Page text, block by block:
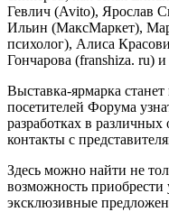
Гевлич (Avito), Ярослав
Ильин (МаксМаркет),
психолог), Алиса
Гончарова (franshiza. ru)
Выставка-ярмарка
посетителей Форума
разработках в различных
контакты с
Здесь можно найти не
возможность
эксклюзивные